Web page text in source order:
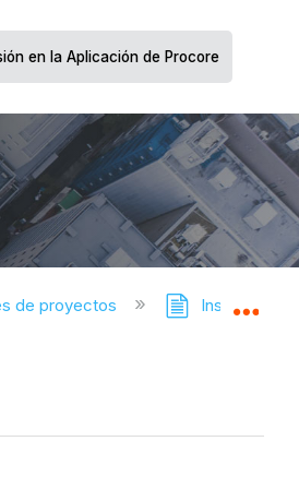
en la Aplicación de Procore
de proyectos